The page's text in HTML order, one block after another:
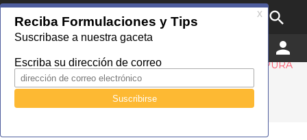

MENU 
Catálogo Alimenticio Vehículos
GLICERINA PURA
[1 kgr]
GLICERINA PURA [1 kgr]